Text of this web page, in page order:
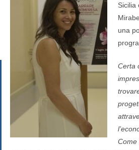
Sicilia
una
Certa
Come